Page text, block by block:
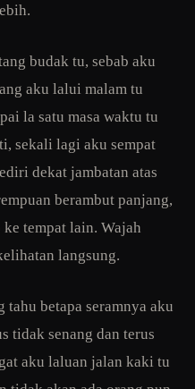
budak tu, sebab aku
aku lalui malam tu
la satu masa waktu tu
sekali lagi aku sempat
dekat jambatan atas
berambut panjang,
tempat lain. Wajah
langsung.
tahu betapa seramnya aku
tidak senang dan terus
aku laluan jalan kaki tu